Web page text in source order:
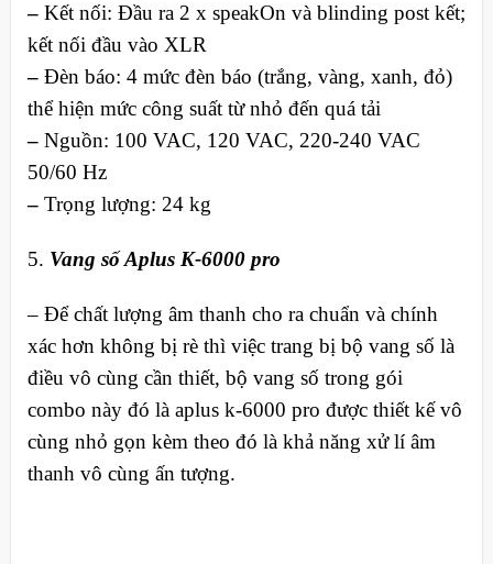
– Kết nối: Đầu ra 2 x speakOn và blinding post kết;
kết nối đầu vào XLR
– Đèn báo: 4 mức đèn báo (trắng, vàng, xanh, đỏ)
thể hiện mức công suất từ nhỏ đến quá tải
– Nguồn: 100 VAC, 120 VAC, 220-240 VAC
50/60 Hz
– Trọng lượng: 24 kg
5. Vang số Aplus K-6000 pro
– Để chất lượng âm thanh cho ra chuẩn và chính
xác hơn không bị rè thì việc trang bị bộ vang số là
điều vô cùng cần thiết, bộ vang số trong gói
combo này đó là aplus k-6000 pro được thiết kế vô
cùng nhỏ gọn kèm theo đó là khả năng xử lí âm
thanh vô cùng ấn tượng.